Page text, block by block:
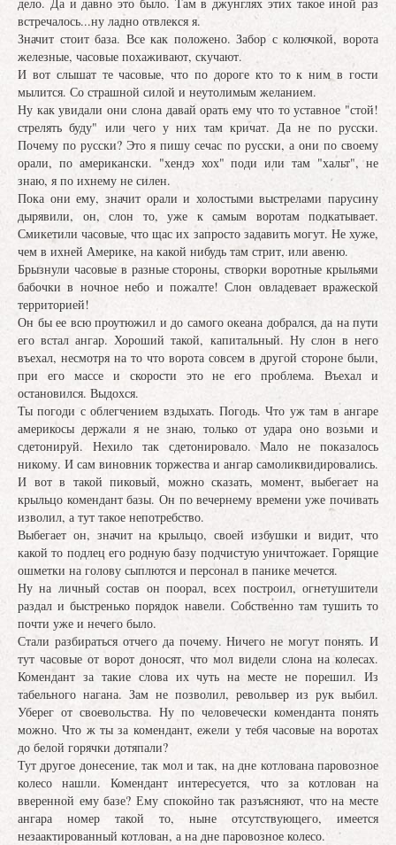
встречалось...ну ладно отвлекся я.
Значит стоит база. Все как положено. Забор с колючкой, ворота
железные, часовые похаживают, скучают.
И вот слышат те часовые, что по дороге кто то к ним в гости
мылится. Со страшной силой и неутолимым желанием.
Ну как увидали они слона давай орать ему что то уставное "стой!
стрелять буду" или чего у них там кричат. Да не по русски.
Почему по русски? Это я пишу сечас по русски, а они по своему
орали, по американски. "хендэ хох" поди или там "хальт", не
знаю, я по ихнему не силен.
Пока они ему, значит орали и холостыми выстрелами парусину
дырявили, он, слон то, уже к самым воротам подкатывает.
Смикетили часовые, что щас их запросто задавить могут. Не хуже,
чем в ихней Америке, на какой нибудь там стрит, или авеню.
Брызнули часовые в разные стороны, створки воротные крыльями
бабочки в ночное небо и пожалте! Слон овладевает вражеской
территорией!
Он бы ее всю проутюжил и до самого океана добрался, да на пути
его встал ангар. Хороший такой, капитальный. Ну слон в него
въехал, несмотря на то что ворота совсем в другой стороне были,
при его массе и скорости это не его проблема. Въехал и
остановился. Выдохся.
Ты погоди с облегчением вздыхать. Погодь. Что уж там в ангаре
америкосы держали я не знаю, только от удара оно возьми и
сдетонируй. Нехило так сдетонировало. Мало не показалось
никому. И сам виновник торжества и ангар самоликвидировались.
И вот в такой пиковый, можно сказать, момент, выбегает на
крыльцо комендант базы. Он по вечернему времени уже почивать
изволил, а тут такое непотребство.
Выбегает он, значит на крыльцо, своей избушки и видит, что
какой то подлец его родную базу подчистую уничтожает. Горящие
ошметки на голову сыплются и персонал в панике мечется.
Ну на личный состав он поорал, всех построил, огнетушители
раздал и быстренько порядок навели. Собственно там тушить то
почти уже и нечего было.
Стали разбираться отчего да почему. Ничего не могут понять. И
тут часовые от ворот доносят, что мол видели слона на колесах.
Комендант за такие слова их чуть на месте не порешил. Из
табельного нагана. Зам не позволил, револьвер из рук выбил.
Уберег от своевольства. Ну по человечески коменданта понять
можно. Что ж ты за комендант, ежели у тебя часовые на воротах
до белой горячки дотяпали?
Тут другое донесение, так мол и так, на дне котлована паровозное
колесо нашли. Комендант интересуется, что за котлован на
вверенной ему базе? Ему спокойно так разъясняют, что на месте
ангара номер такой то, ныне отсутствующего, имеется
незаактированный котлован, а на дне паровозное колесо.